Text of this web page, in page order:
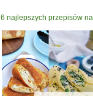
6 najlepszych przepisów